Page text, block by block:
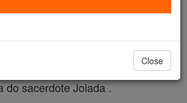
anos em Jerusalém. O
o Senhor considera como direito
do sacerdote Joiada .
Close